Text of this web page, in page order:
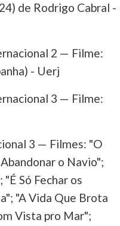
de Rodrigo Cabral -
2 — Filme:
- Uerj
3 — Filme:
3 — Filmes: "O
o Navio";
Só Fechar os
"A Vida Que Brota
Vista pro Mar";